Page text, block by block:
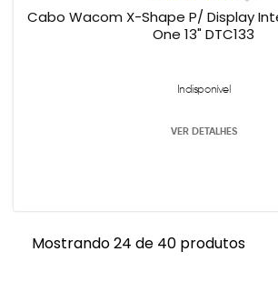
Cabo Wacom X-Shape P/ Display
One 13" DTC133
Indisponível
VER DETALHES
Mostrando 24 de 40 produtos